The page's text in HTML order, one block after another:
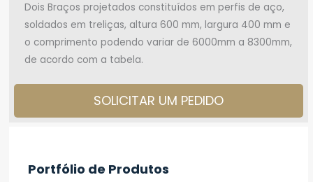
Portfólio de Produtos
Dois Braços projetados constituídos em perfis de aço,
soldados em treliças, altura 600 mm, largura 400 mm e
o comprimento podendo variar de 6000mm a 8300mm,
de acordo com a tabela.
SOLICITAR UM PEDIDO